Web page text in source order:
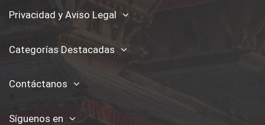
Privacidad y Aviso Legal
Categorías Destacadas
Contáctanos
Síguenos en